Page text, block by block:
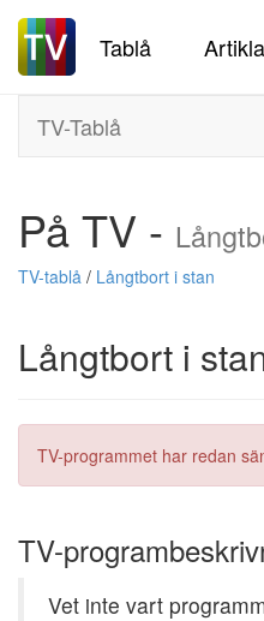
Tablå
TV-Tablå
På TV -
TV-tablå / Långtbort i stan
Långtbort i
TV-programmet har redan
TV-
Vet inte vart